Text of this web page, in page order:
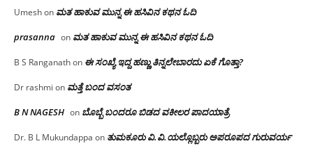
Umeshon ಮತ ಹಾಕುವ ಮುನ್ನ ಈ ಹಸಿವಿನ ಕಥನ ಓದಿ
prasanna on ಮತ ಹಾಕುವ ಮುನ್ನ ಈ ಹಸಿವಿನ ಕಥನ ಓದಿ
B S Ranganathon ಈ ಸಂಖ್ಯೆ ಇದ್ದ ಹಣ್ಣು ತಿನ್ನಲೇಬಾರದು ಏಕೆ ಗೊತ್ತಾ?
Dr rashmi on ಮತ್ತೆ ಬಂದ ವಸಂತ
B N NAGESH on ಬೊಬ್ಬೆ ಬಂದರೂ ಬಿಡದ ವಕೀಲರ ಪಾದಯಾತ್ರೆ
Dr. B L Mukundappa on ತುಮಕೂರು‌ ವಿ.ವಿ.ಯಲ್ಲೊಬ್ಬರು ಅಪರೂಪದ ಗುರುವರ್ಯ